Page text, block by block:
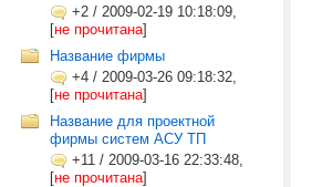
+2 / 2009-02-19 10:18:09,
[не прочитана]
Название фирмы
+4 / 2009-03-26 09:18:32,
[не прочитана]
Название для проектной
фирмы систем АСУ ТП
+11 / 2009-03-16 22:33:48,
[не прочитана]